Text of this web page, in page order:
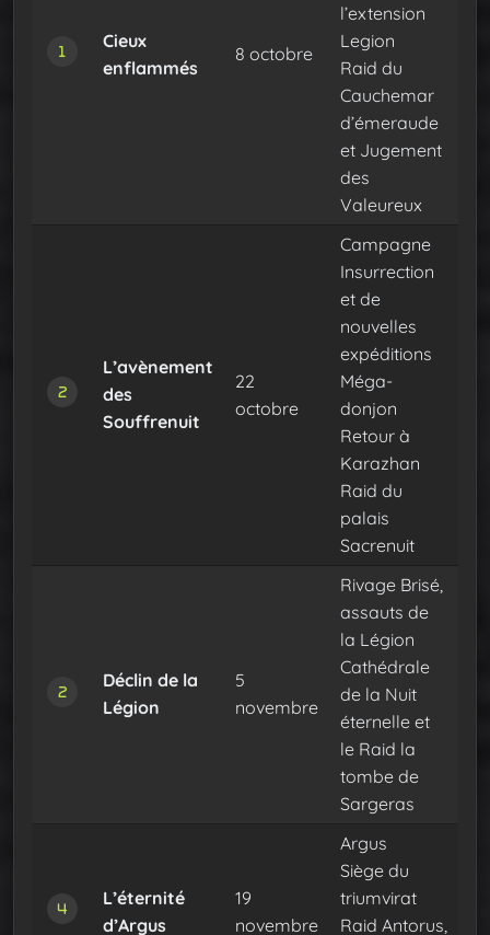
Cieux
enflammés
8 octobre
l’extension
Legion
Raid du
Cauchemar
d’émeraude
et Jugement
des
Valeureux
L’avènement
des
Souffrenuit
22
octobre
Campagne
Insurrection
et de
nouvelles
expéditions
Méga-
donjon
Retour à
Karazhan
Raid du
palais
Sacrenuit
Déclin de la
Légion
5
novembre
Rivage Brisé,
assauts de
la Légion
Cathédrale
de la Nuit
éternelle et
le Raid la
tombe de
Sargeras
L’éternité
d’Argus
19
novembre
Argus
Siège du
triumvirat
Raid Antorus,